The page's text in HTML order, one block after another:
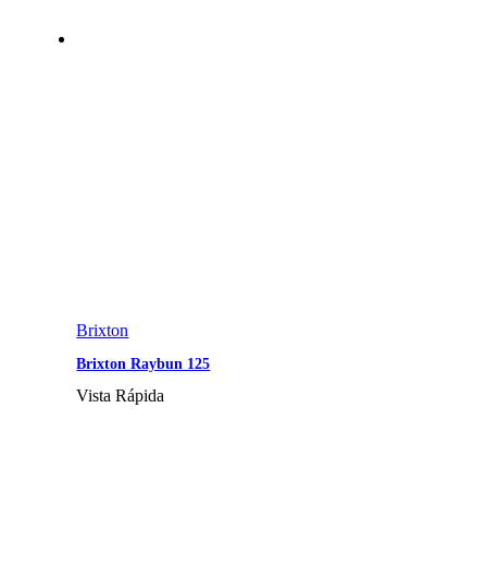
Brixton
Brixton Raybun 125
Vista Rápida